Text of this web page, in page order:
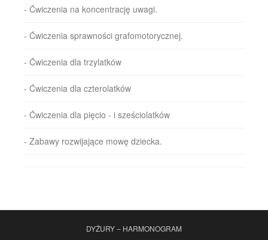
- Ćwiczenia na koncentrację uwagi.
- Ćwiczenia sprawności grafomotorycznej.
- Ćwiczenia dla trzylatków
- Ćwiczenia dla czterolatków
- Ćwiczenia dla pięcio - i sześciolatków
- Zabawy rozwijające mowę dziecka.
DYŻURY – HARMONOGRAM